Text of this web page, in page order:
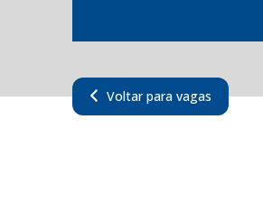
Voltar para vagas